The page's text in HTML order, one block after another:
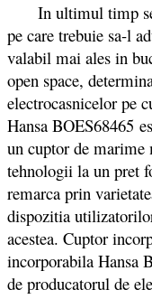
In ultimul timp se
pe care trebuie sa-l
valabil mai ales in
open space,
electrocasnicelor pe
Hansa BOES68465
un cuptor de marime
tehnologii la un pret
remarca prin
dispozitia
acestea. Cuptor
incorporabila Hansa
de producatorul de